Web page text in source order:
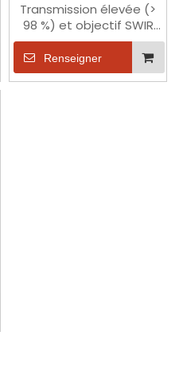
Transmission élevée (>
98 %) et objectif SWIR
robuste pour la vision
industrielle 25 mm F1.8
Renseigner